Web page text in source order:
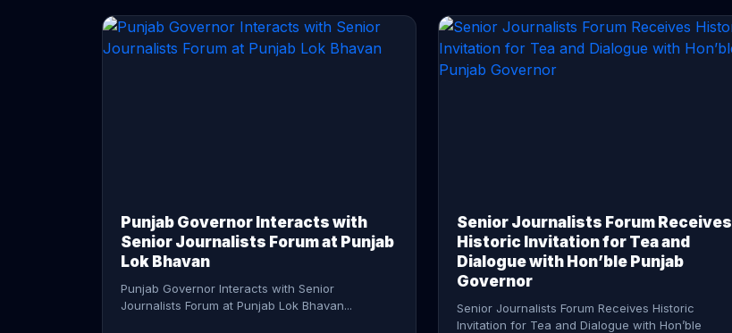
Punjab Governor Interacts with
Senior Journalists Forum at Punjab
Lok Bhavan
Punjab Governor Interacts with Senior
Journalists Forum at Punjab Lok Bhavan...
Senior Journalists Forum Receives
Historic Invitation for Tea and
Dialogue with Hon’ble Punjab
Governor
Senior Journalists Forum Receives Historic
Invitation for Tea and Dialogue with Hon’ble